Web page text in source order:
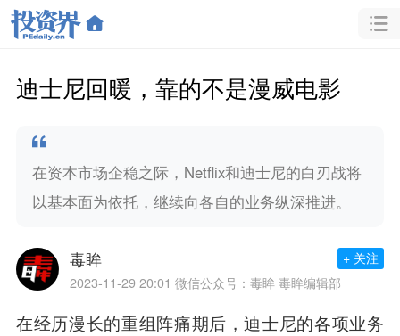
迪士尼回暖，靠的不是漫威电影
在资本市场企稳之际，Netflix和迪士尼的白刃战将
以基本面为依托，继续向各自的业务纵深推进。
毒眸
2023-11-29 20:01 微信公众号：毒眸 毒眸编辑部
+ 关注
在经历漫长的重组阵痛期后，迪士尼的各项业务